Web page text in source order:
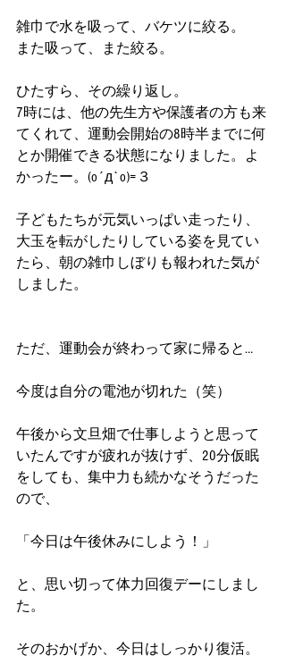
雑巾で水を吸って、バケツに絞る。
また吸って、また絞る。
ひたすら、その繰り返し。
7時には、他の先生方や保護者の方も来
てくれて、運動会開始の8時半までに何
とか開催できる状態になりました。よ
かったー。(o´д`o)=３
子どもたちが元気いっぱい走ったり、
大玉を転がしたりしている姿を見てい
たら、朝の雑巾しぼりも報われた気が
しました。
ただ、運動会が終わって家に帰ると…
今度は自分の電池が切れた（笑）
午後から文旦畑で仕事しようと思って
いたんですが疲れが抜けず、20分仮眠
をしても、集中力も続かなそうだった
ので、
「今日は午後休みにしよう！」
と、思い切って体力回復デーにしまし
た。
そのおかげか、今日はしっかり復活。